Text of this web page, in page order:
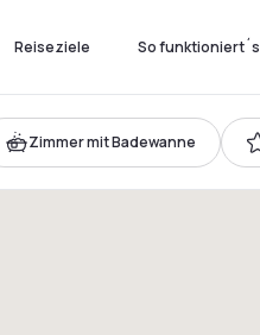
Reiseziele So funktioniert´s
Zimmer mit Badewanne